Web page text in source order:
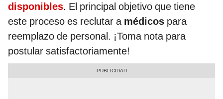
disponibles. El principal objetivo que tiene
este proceso es reclutar a médicos para
reemplazo de personal. ¡Toma nota para
postular satisfactoriamente!